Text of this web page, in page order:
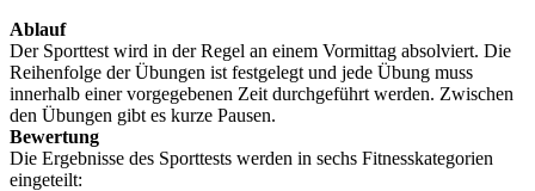
Ablauf
Der Sporttest wird in der Regel an einem Vormittag absolviert. Die
Reihenfolge der Übungen ist festgelegt und jede Übung muss
innerhalb einer vorgegebenen Zeit durchgeführt werden. Zwischen
den Übungen gibt es kurze Pausen.
Bewertung
Die Ergebnisse des Sporttests werden in sechs Fitnesskategorien
eingeteilt: